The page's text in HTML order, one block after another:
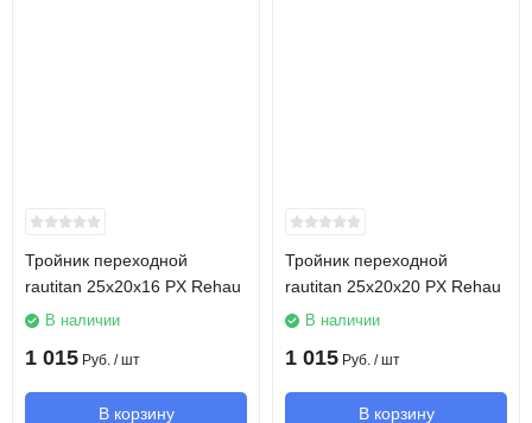
Тройник переходной
rautitan 25х20х16 PX Rehau
В наличии
1 015 Руб. / шт
В корзину
Тройник переходной
rautitan 25х20х20 PX Rehau
В наличии
1 015 Руб. / шт
В корзину